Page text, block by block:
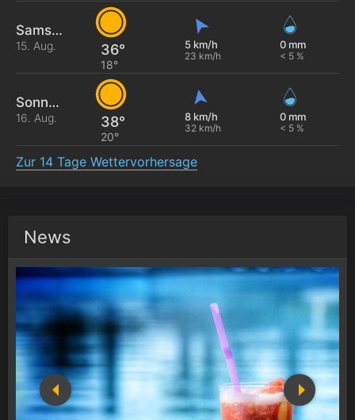
Samstag
15. Aug. 36°
18°
5 km/h
23 km/h
0 mm
< 5 %
Sonntag
16. Aug. 38°
20°
8 km/h
32 km/h
0 mm
< 5 %
Zur 14 Tage Wettervorhersage
News